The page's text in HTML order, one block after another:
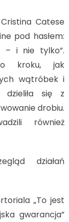
Catese
pod hasłem:
– i nie tylko”.
kroku, jak
wątróbek i
się z
drobiu.
również
działań
„To jest
gwarancja”